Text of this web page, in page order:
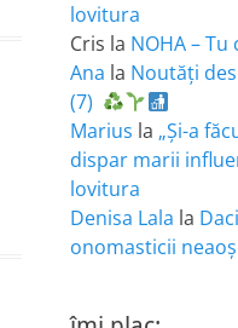
lovitura
Cris la NOHA –
Ana la Noutăți
(7)
Marius la „Și-a
dispar marii
lovitura
Denisa Lala la
onomasticii